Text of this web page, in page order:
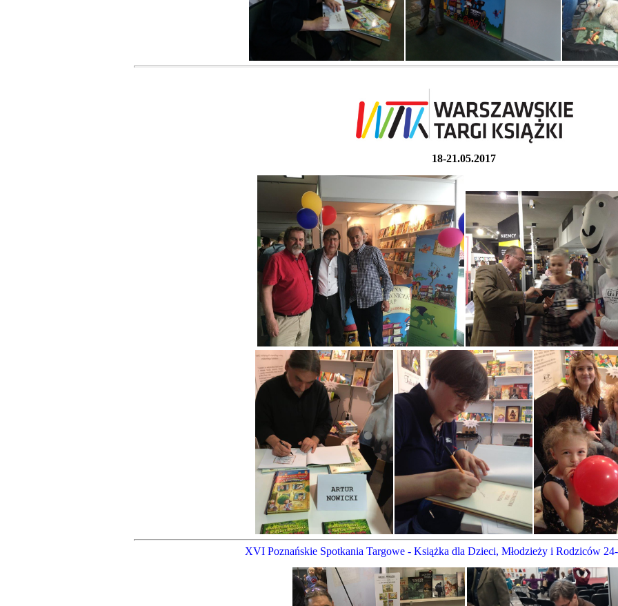
18-21.05.2017
XVI Poznańskie Spotkania Targowe - Książka dla Dzieci, Młodzieży i Rodziców